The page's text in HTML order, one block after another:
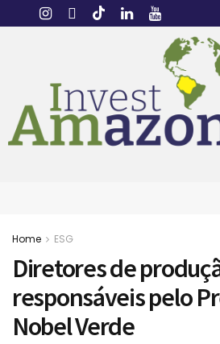
Home ESG
Diretores de
responsáveis pelo
Nobel Verde